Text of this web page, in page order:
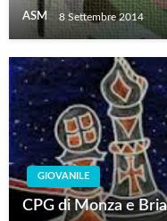
ASM 8 Settembre 2014
GIOVANILE
CPG di Monza e